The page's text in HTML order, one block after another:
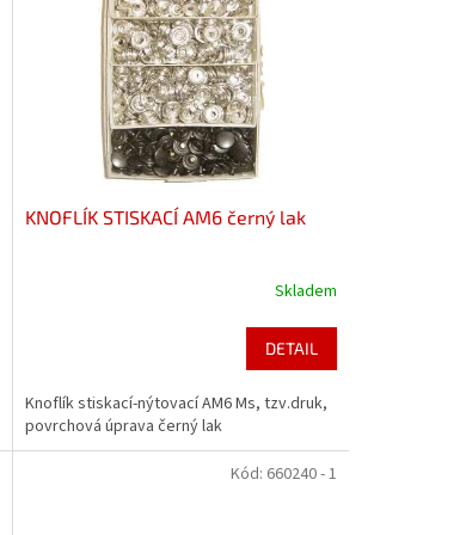
KNOFLÍK STISKACÍ AM6 černý lak
Skladem
DETAIL
Knoflík stiskací-nýtovací AM6 Ms, tzv.druk,
povrchová úprava černý lak
Kód: 660240 - 1